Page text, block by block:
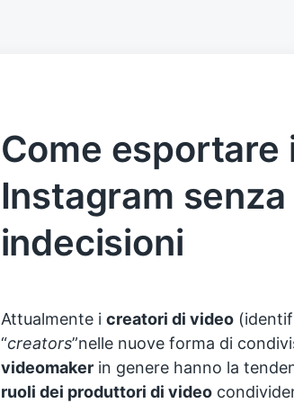
Come esportare
Instagram
indecisioni
Attualmente i creatori di video
“creators”nelle nuove forma di
videomakerin genere hanno la
ruoli dei produttori di video